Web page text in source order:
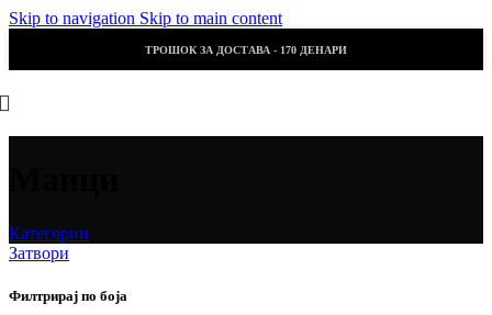
Skip to navigation Skip to main content
ТРОШОК ЗА ДОСТАВА - 170 ДЕНАРИ
Категории
Затвори
Филтрирај по боја